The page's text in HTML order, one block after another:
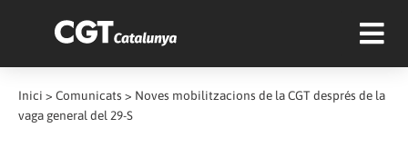
Inici > Comunicats > Noves mobilitzacions de la CGT després de la
vaga general del 29-S